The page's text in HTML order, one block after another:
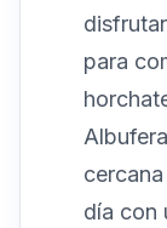
para
día con